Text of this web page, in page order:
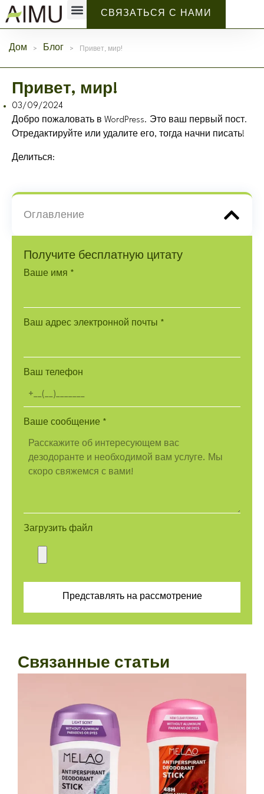
СВЯЗАТЬСЯ С НАМИ
Дом > Блог > Привет, мир!
Привет, мир!
03/09/2024
Добро пожаловать в WordPress. Это ваш первый пост.
Отредактируйте или удалите его, тогда начни писать!
Делиться:
Оглавление
Получите бесплатную цитату
Ваше имя *
Ваш адрес электронной почты *
Ваш телефон
Ваше сообщение *
Загрузить файл
Представлять на рассмотрение
Связанные статьи